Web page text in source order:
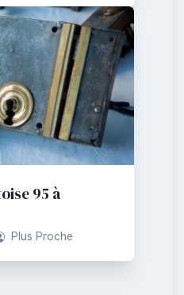
95 à
Plus Proche